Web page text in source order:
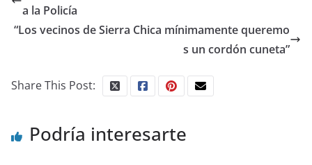
a la Policía
“Los vecinos de Sierra Chica mínimamente queremo
s un cordón cuneta”
Share This Post:
Podría interesarte